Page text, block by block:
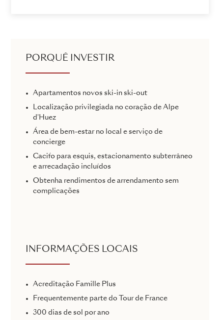
PORQUÊ INVESTIR
Apartamentos novos ski-in ski-out
Localização privilegiada no coração de Alpe
d'Huez
Área de bem-estar no local e serviço de
concierge
Cacifo para esquis, estacionamento subterrâneo
e arrecadação incluídos
Obtenha rendimentos de arrendamento sem
complicações
INFORMAÇÕES LOCAIS
Acreditação Famille Plus
Frequentemente parte do Tour de France
300 dias de sol por ano